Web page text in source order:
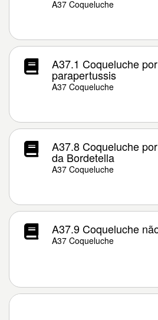
A37 Coqueluche
A37.1 Coqueluche
parapertussis
A37 Coqueluche
A37.8 Coqueluche
da Bordetella
A37 Coqueluche
A37.9 Coqueluche
A37 Coqueluche